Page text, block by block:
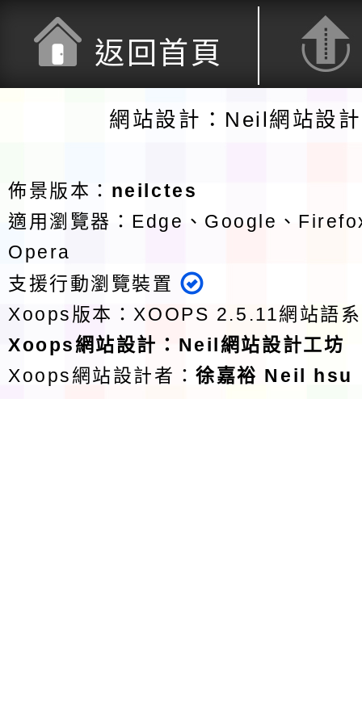
返回首頁
網站設計：Neil網站設
佈景版本： neilctes
適用瀏覽器：Edge、Google、
Opera
支援行動瀏覽裝置
Xoops版本： XOOPS 2.5.11網站語
Xoops網站設計 ： Neil網站設計工坊
Xoops網站設計者：徐嘉裕 Neil hsu